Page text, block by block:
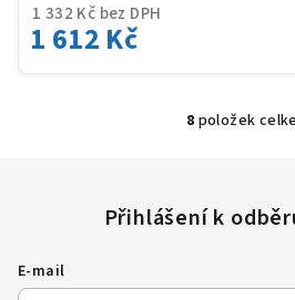
1 332 Kč bez DPH
1 612 Kč
O
á
d
c
8 položek
E-mail